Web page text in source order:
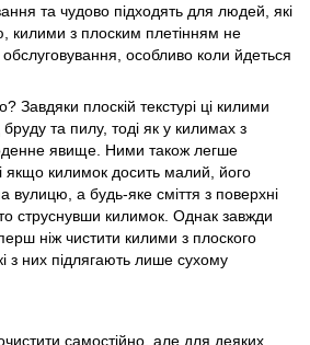
та чудово підходять для людей, які
килими з плоским плетінням не
особливо коли йдеться
Завдяки плоскій текстурі ці килими
та пилу, тоді як у килимах з
явище. Ними також легше
і якщо килимок досить малий, його
вулицю, а будь-яке сміття з поверхні
струснувши килимок. Однак завжди
ніж чистити килими з плоского
з них підлягають лише сухому
самостійно, але для деяких